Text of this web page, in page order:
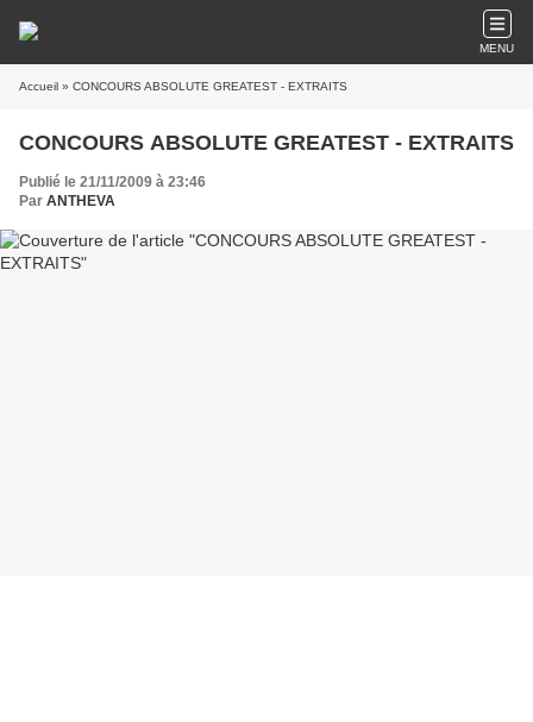
MENU
Accueil » CONCOURS ABSOLUTE GREATEST - EXTRAITS
CONCOURS ABSOLUTE GREATEST - EXTRAITS
Publié le 21/11/2009 à 23:46
Par ANTHEVA